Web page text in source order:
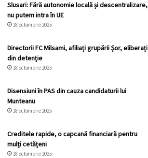
Slusari: Fără autonomie locală și descentralizare,
nu putem intra în UE
18 octombrie 2025
Directorii FC Milsami, afiliați grupării Șor, eliberați
din detenție
18 octombrie 2025
Disensiuni în PAS din cauza candidaturii lui
Munteanu
18 octombrie 2025
Creditele rapide, o capcană financiară pentru
mulți cetățeni
18 octombrie 2025